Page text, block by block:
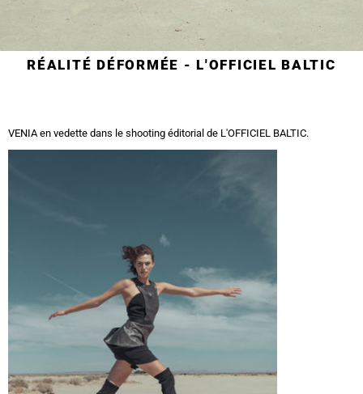
RÉALITÉ DÉFORMÉE - L'OFFICIEL BALTIC
VENIA en vedette dans le shooting éditorial de L'OFFICIEL BALTIC.